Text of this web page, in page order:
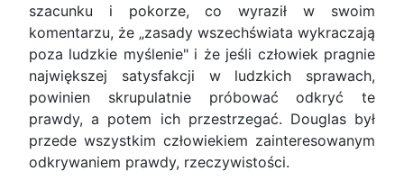
szacunku i pokorze, co wyraził w swoim
komentarzu, że „zasady wszechświata wykraczają
poza ludzkie myślenie" i że jeśli człowiek pragnie
największej satysfakcji w ludzkich sprawach,
powinien skrupulatnie próbować odkryć te
prawdy, a potem ich przestrzegać. Douglas był
przede wszystkim człowiekiem zainteresowanym
odkrywaniem prawdy, rzeczywistości.